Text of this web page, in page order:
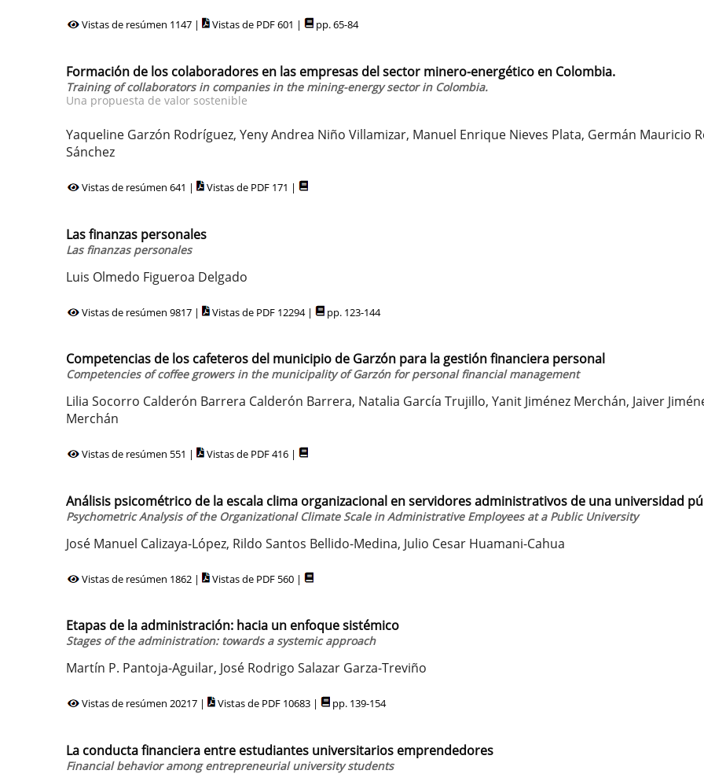
Vistas de resúmen 1147 | Vistas de PDF 601 | pp. 65-84
Formación de los colaboradores en las empresas del sector minero-energético en Colombia.
Training of collaborators in companies in the mining-energy sector in Colombia.
Una propuesta de valor sostenible
Yaqueline Garzón Rodríguez, Yeny Andrea Niño Villamizar, Manuel Enrique Nieves Plata, Germán Mauricio
Sánchez
Vistas de resúmen 641 | Vistas de PDF 171 |
Las finanzas personales
Las finanzas personales
Luis Olmedo Figueroa Delgado
Vistas de resúmen 9817 | Vistas de PDF 12294 | pp. 123-144
Competencias de los cafeteros del municipio de Garzón para la gestión financiera personal
Competencies of coffee growers in the municipality of Garzón for personal financial management
Lilia Socorro Calderón Barrera Calderón Barrera, Natalia García Trujillo, Yanit Jiménez Merchán, Jaiver
Merchán
Vistas de resúmen 551 | Vistas de PDF 416 |
Análisis psicométrico de la escala clima organizacional en servidores administrativos de una universidad
Psychometric Analysis of the Organizational Climate Scale in Administrative Employees at a Public University
José Manuel Calizaya-López, Rildo Santos Bellido-Medina, Julio Cesar Huamani-Cahua
Vistas de resúmen 1862 | Vistas de PDF 560 |
Etapas de la administración: hacia un enfoque sistémico
Stages of the administration: towards a systemic approach
Martín P. Pantoja-Aguilar, José Rodrigo Salazar Garza-Treviño
Vistas de resúmen 20217 | Vistas de PDF 10683 | pp. 139-154
La conducta financiera entre estudiantes universitarios emprendedores
Financial behavior among entrepreneurial university students